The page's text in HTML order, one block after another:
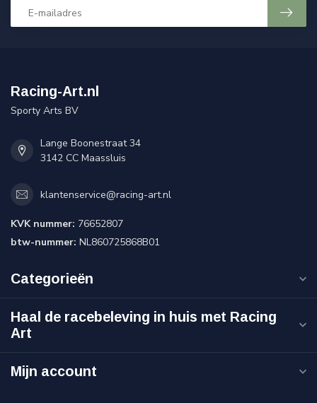
Racing-Art.nl
Sporty Arts BV
Lange Boonestraat 34
3142 CC Maassluis
klantenservice@racing-art.nl
KVK nummer: 76652807
btw-nummer: NL860725868B01
Categorieën
Haal de racebeleving in huis met Racing
Art
Mijn account